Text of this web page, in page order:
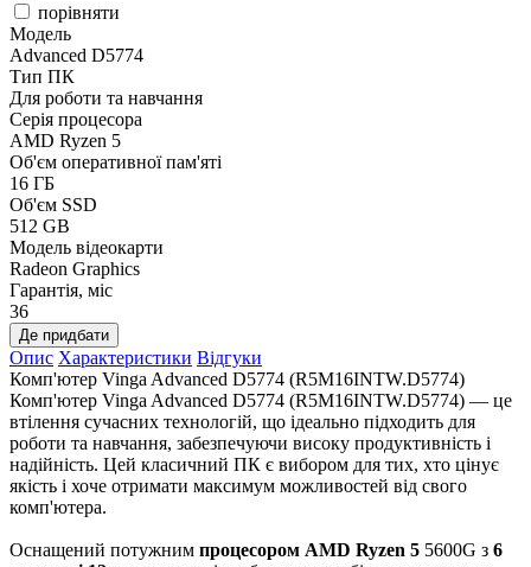
порівняти
Модель
Advanced D5774
Тип ПК
Для роботи та навчання
Серія процесора
AMD Ryzen 5
Об'єм оперативної пам'яті
16 ГБ
Об'єм SSD
512 GB
Модель відеокарти
Radeon Graphics
Гарантія, міс
36
Де придбати
Опис Характеристики Відгуки
Комп'ютер Vinga Advanced D5774 (R5M16INTW.D5774)
Комп'ютер Vinga Advanced D5774 (R5M16INTW.D5774) — це
втілення сучасних технологій, що ідеально підходить для
роботи та навчання, забезпечуючи високу продуктивність і
надійність. Цей класичний ПК є вибором для тих, хто цінує
якість і хоче отримати максимум можливостей від свого
комп'ютера.
Оснащений потужним процесором AMD Ryzen 5 5600G з 6